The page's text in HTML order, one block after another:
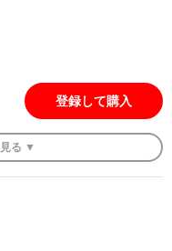
登録して購入
見る ▼